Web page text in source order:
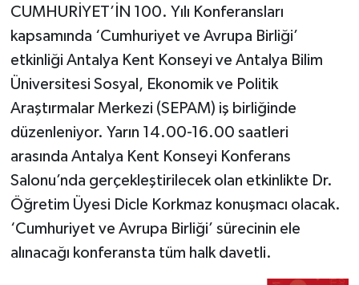
CUMHURİYET’İN 100. Yılı Konferansları
kapsamında ‘Cumhuriyet ve Avrupa Birliği’
etkinliği Antalya Kent Konseyi ve Antalya Bilim
Üniversitesi Sosyal, Ekonomik ve Politik
Araştırmalar Merkezi (SEPAM) iş birliğinde
düzenleniyor. Yarın 14.00-16.00 saatleri
arasında Antalya Kent Konseyi Konferans
Salonu’nda gerçekleştirilecek olan etkinlikte Dr.
Öğretim Üyesi Dicle Korkmaz konuşmacı olacak.
‘Cumhuriyet ve Avrupa Birliği’ sürecinin ele
alınacağı konferansta tüm halk davetli.
RESMİ İLAN
MAGAZİN